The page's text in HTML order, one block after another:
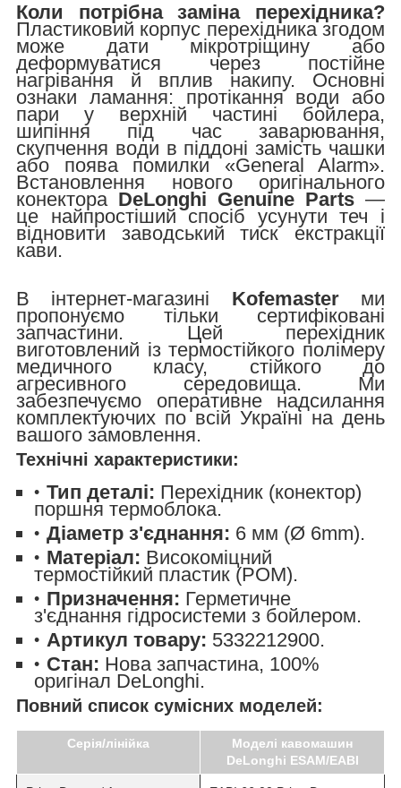
Коли потрібна заміна перехідника?
Пластиковий корпус перехідника згодом
може дати мікротріщину або
деформуватися через постійне
нагрівання й вплив накипу. Основні
ознаки ламання: протікання води або
пари у верхній частині бойлера,
шипіння під час заварювання,
скупчення води в піддоні замість чашки
або поява помилки «General Alarm».
Встановлення нового оригінального
конектора DeLonghi Genuine Parts —
це найпростіший спосіб усунути теч і
відновити заводський тиск екстракції
кави.
В інтернет-магазині Kofemasterми
пропонуємо тільки сертифіковані
запчастини. Цей перехідник
виготовлений із термостійкого полімеру
медичного класу, стійкого до
агресивного середовища. Ми
забезпечуємо оперативне надсилання
комплектуючих по всій Україні на день
вашого замовлення.
Технічні характеристики:
Тип деталі: Перехідник (конектор)
поршня термоблока.
Діаметр з'єднання: 6 мм (Ø 6mm).
Матеріал: Високоміцний
термостійкий пластик (POM).
Призначення: Герметичне
з'єднання гідросистеми з бойлером.
Артикул товару: 5332212900.
Стан: Нова запчастина, 100%
оригінал DeLonghi.
Повний список сумісних моделей:
Серія/лінійка
Моделі кавомашин
DeLonghi ESAM/EABI